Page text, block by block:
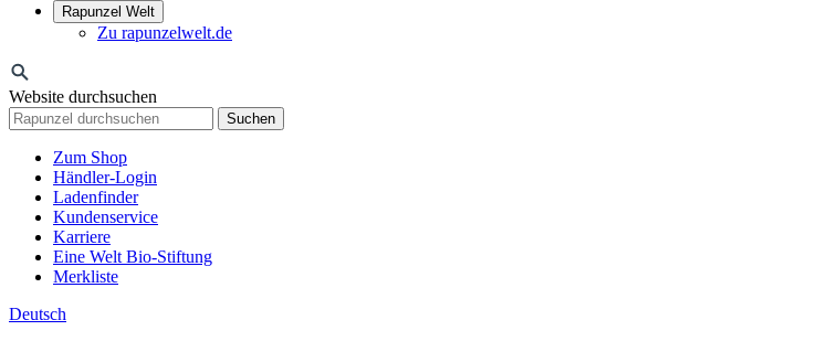
Rapunzel Welt
Zu rapunzelwelt.de
Website durchsuchen
Suchen
Zum Shop
Händler-Login
Ladenfinder
Kundenservice
Karriere
Eine Welt Bio-Stiftung
Merkliste
Deutsch